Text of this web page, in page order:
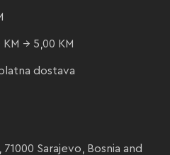
→ 5,00 KM
dostava
Sarajevo, Bosnia and